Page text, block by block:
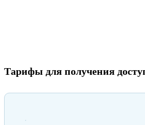
Тарифы для получения